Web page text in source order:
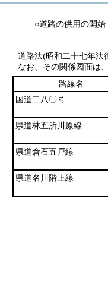
○道路の供用の開始
道路法(昭和二十七年法
なお、その関係図面は
路線名
国道二八〇号
県道林五所川原線
県道倉石五戸線
県道名川階上線